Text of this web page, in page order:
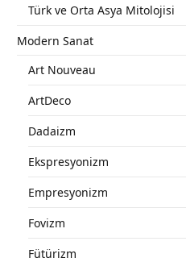
Türk ve Orta Asya Mitolojisi
Modern Sanat
Art Nouveau
ArtDeco
Dadaizm
Ekspresyonizm
Empresyonizm
Fovizm
Fütürizm